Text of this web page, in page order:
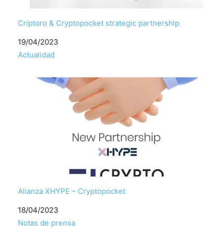
Criptoro & Cryptopocket strategic partnership
Fecha
19/04/2023
Respecto a
Actualidad
Alianza XHYPE – Cryptopocket
Fecha
18/04/2023
Respecto a
Notas de prensa